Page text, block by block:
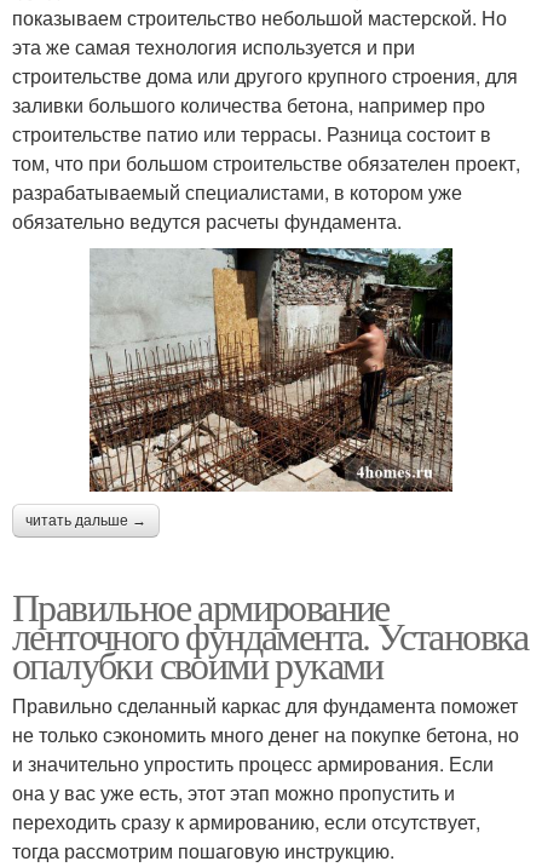
показываем строительство небольшой мастерской. Но
эта же самая технология используется и при
строительстве дома или другого крупного строения, для
заливки большого количества бетона, например про
строительстве патио или террасы. Разница состоит в
том, что при большом строительстве обязателен проект,
разрабатываемый специалистами, в котором уже
обязательно ведутся расчеты фундамента.
читать дальше →
Правильное армирование
ленточного фундамента. Установка
опалубки своими руками
Правильно сделанный каркас для фундамента поможет
не только сэкономить много денег на покупке бетона, но
и значительно упростить процесс армирования. Если
она у вас уже есть, этот этап можно пропустить и
переходить сразу к армированию, если отсутствует,
тогда рассмотрим пошаговую инструкцию.